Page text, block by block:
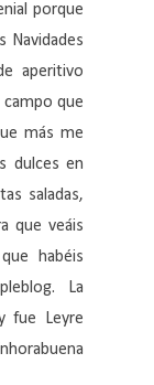
porque
Navidades
aperitivo
que
más me
dulces en
saladas,
que veáis
habéis
La
fue Leyre